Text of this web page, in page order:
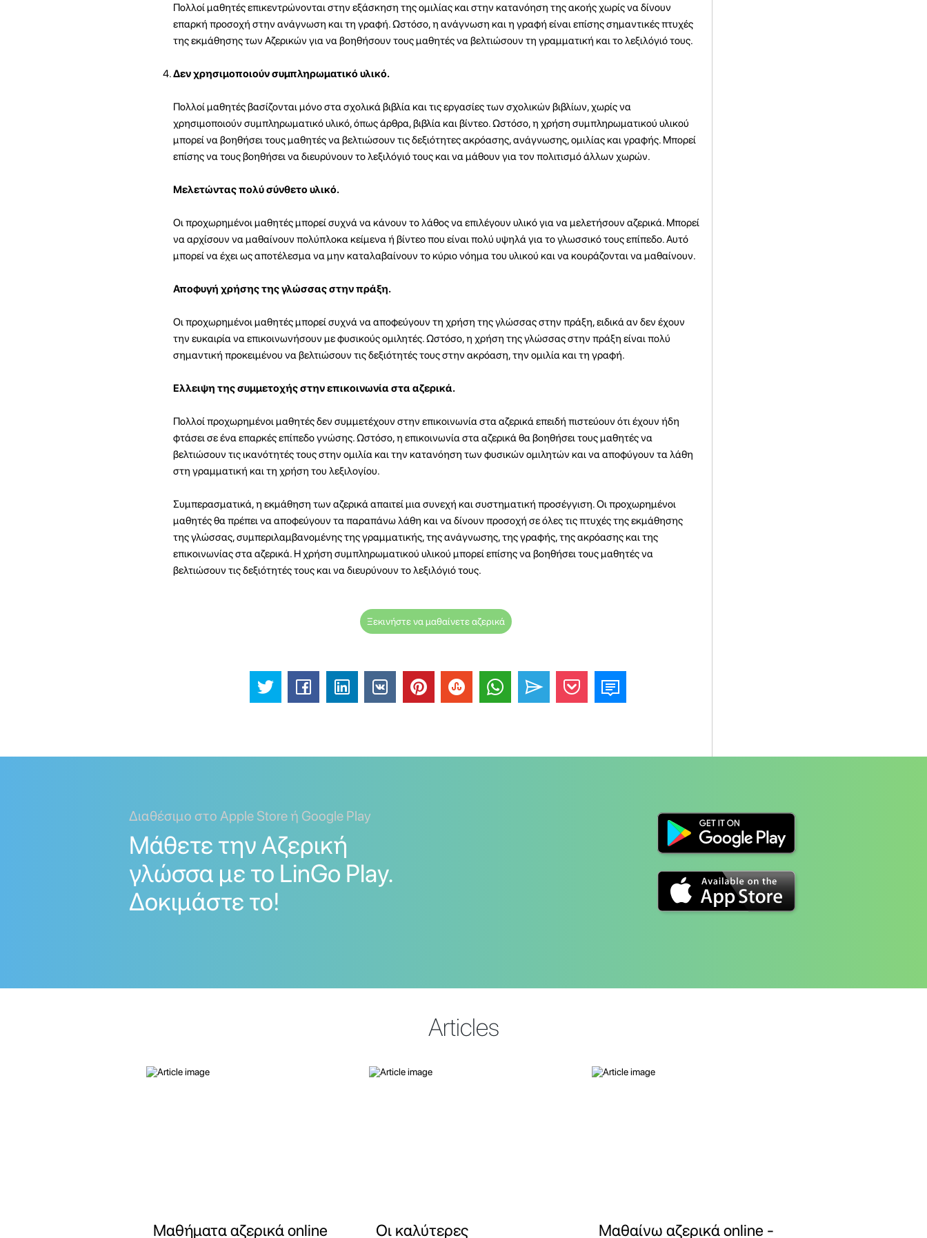
Πολλοί μαθητές επικεντρώνονται στην εξάσκηση της ομιλίας και στην κατανόηση της ακοής χωρίς να δίνουν
επαρκή προσοχή στην ανάγνωση και τη γραφή. Ωστόσο, η ανάγνωση και η γραφή είναι επίσης σημαντικές πτυχές
της εκμάθησης των Αζερικών για να βοηθήσουν τους μαθητές να βελτιώσουν τη γραμματική και το λεξιλόγιό τους.
Δεν χρησιμοποιούν συμπληρωματικό υλικό.
Πολλοί μαθητές βασίζονται μόνο στα σχολικά βιβλία και τις εργασίες των σχολικών βιβλίων, χωρίς να
χρησιμοποιούν συμπληρωματικό υλικό, όπως άρθρα, βιβλία και βίντεο. Ωστόσο, η χρήση συμπληρωματικού υλικού
μπορεί να βοηθήσει τους μαθητές να βελτιώσουν τις δεξιότητες ακρόασης, ανάγνωσης, ομιλίας και γραφής. Μπορεί
επίσης να τους βοηθήσει να διευρύνουν το λεξιλόγιό τους και να μάθουν για τον πολιτισμό άλλων χωρών.
Μελετώντας πολύ σύνθετο υλικό.
Οι προχωρημένοι μαθητές μπορεί συχνά να κάνουν το λάθος να επιλέγουν υλικό για να μελετήσουν αζερικά. Μπορεί
να αρχίσουν να μαθαίνουν πολύπλοκα κείμενα ή βίντεο που είναι πολύ υψηλά για το γλωσσικό τους επίπεδο. Αυτό
μπορεί να έχει ως αποτέλεσμα να μην καταλαβαίνουν το κύριο νόημα του υλικού και να κουράζονται να μαθαίνουν.
Αποφυγή χρήσης της γλώσσας στην πράξη.
Οι προχωρημένοι μαθητές μπορεί συχνά να αποφεύγουν τη χρήση της γλώσσας στην πράξη, ειδικά αν δεν έχουν
την ευκαιρία να επικοινωνήσουν με φυσικούς ομιλητές. Ωστόσο, η χρήση της γλώσσας στην πράξη είναι πολύ
σημαντική προκειμένου να βελτιώσουν τις δεξιότητές τους στην ακρόαση, την ομιλία και τη γραφή.
Ελλειψη της συμμετοχής στην επικοινωνία στα αζερικά.
Πολλοί προχωρημένοι μαθητές δεν συμμετέχουν στην επικοινωνία στα αζερικά επειδή πιστεύουν ότι έχουν ήδη
φτάσει σε ένα επαρκές επίπεδο γνώσης. Ωστόσο, η επικοινωνία στα αζερικά θα βοηθήσει τους μαθητές να
βελτιώσουν τις ικανότητές τους στην ομιλία και την κατανόηση των φυσικών ομιλητών και να αποφύγουν τα λάθη
στη γραμματική και τη χρήση του λεξιλογίου.
Συμπερασματικά, η εκμάθηση των αζερικά απαιτεί μια συνεχή και συστηματική προσέγγιση. Οι προχωρημένοι
μαθητές θα πρέπει να αποφεύγουν τα παραπάνω λάθη και να δίνουν προσοχή σε όλες τις πτυχές της εκμάθησης
της γλώσσας, συμπεριλαμβανομένης της γραμματικής, της ανάγνωσης, της γραφής, της ακρόασης και της
επικοινωνίας στα αζερικά. Η χρήση συμπληρωματικού υλικού μπορεί επίσης να βοηθήσει τους μαθητές να
βελτιώσουν τις δεξιότητές τους και να διευρύνουν το λεξιλόγιό τους.
Ξεκινήστε να μαθαίνετε αζερικά
Διαθέσιμο στο Apple Store ή Google Play
Μάθετε την Αζερική
γλώσσα με το LinGo Play.
Δοκιμάστε το!
Articles
Μαθήματα αζερικά online Οι καλύτερες Μαθαίνω αζερικά online -